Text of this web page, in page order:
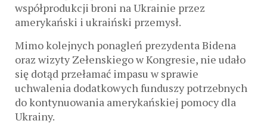
współprodukcji broni na Ukrainie przez
amerykański i ukraiński przemysł.
Mimo kolejnych ponagleń prezydenta Bidena
oraz wizyty Zełenskiego w Kongresie, nie udało
się dotąd przełamać impasu w sprawie
uchwalenia dodatkowych funduszy potrzebnych
do kontynuowania amerykańskiej pomocy dla
Ukrainy.